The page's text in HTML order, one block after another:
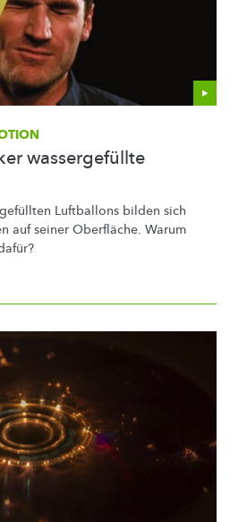
wassergefüllte
Luftballons bilden sich
auf seiner Oberfläche. Warum